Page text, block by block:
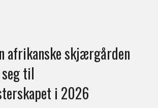
afrikanske skjærgården
til
i 2026